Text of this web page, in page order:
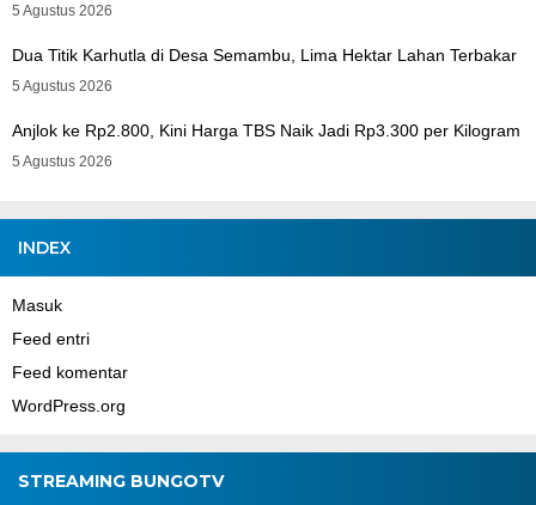
5 Agustus 2026
Dua Titik Karhutla di Desa Semambu, Lima Hektar Lahan Terbakar
5 Agustus 2026
Anjlok ke Rp2.800, Kini Harga TBS Naik Jadi Rp3.300 per Kilogram
5 Agustus 2026
INDEX
Masuk
Feed entri
Feed komentar
WordPress.org
STREAMING BUNGOTV